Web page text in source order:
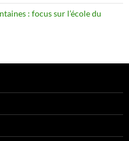
: focus sur l’école du